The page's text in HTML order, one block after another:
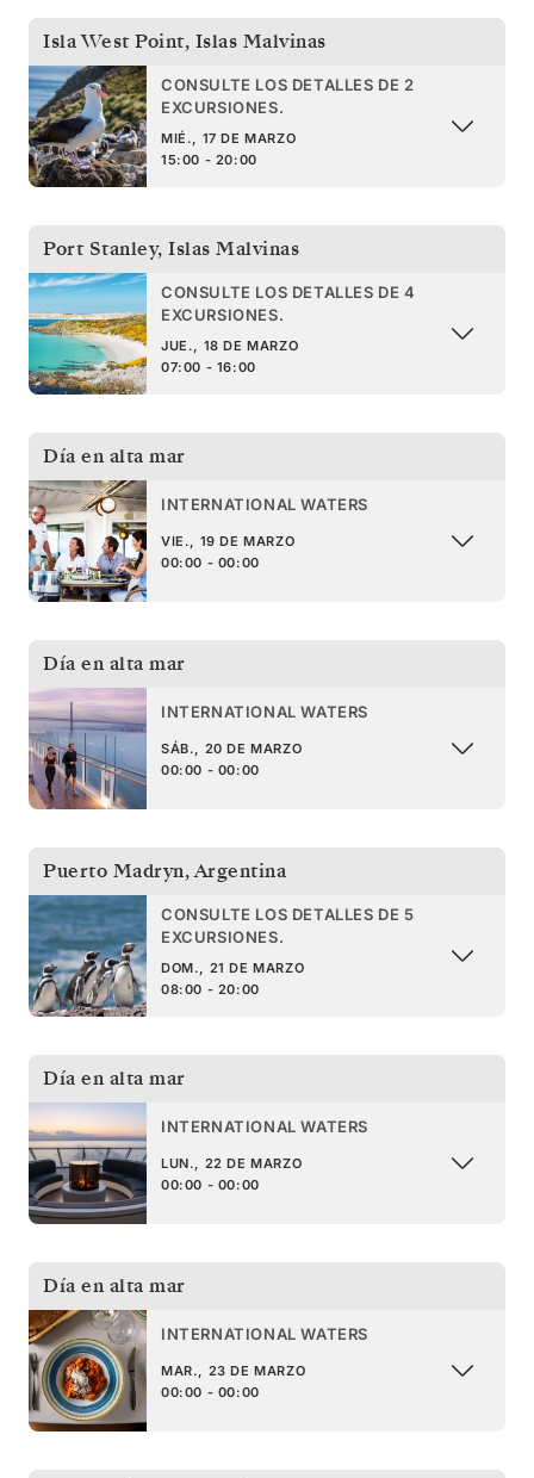
Isla West Point, Islas Malvinas
CONSULTE LOS DETALLES DE 2
EXCURSIONES.
MIÉ., 17 DE MARZO
15:00 - 20:00
Port Stanley, Islas Malvinas
CONSULTE LOS DETALLES DE 4
EXCURSIONES.
JUE., 18 DE MARZO
07:00 - 16:00
Día en alta mar
INTERNATIONAL WATERS
VIE., 19 DE MARZO
00:00 - 00:00
Día en alta mar
INTERNATIONAL WATERS
SÁB., 20 DE MARZO
00:00 - 00:00
Puerto Madryn,Argentina
CONSULTE LOS DETALLES DE 5
EXCURSIONES.
DOM., 21 DE MARZO
08:00 - 20:00
Día en alta mar
INTERNATIONAL WATERS
LUN., 22 DE MARZO
00:00 - 00:00
Día en alta mar
INTERNATIONAL WATERS
MAR., 23 DE MARZO
00:00 - 00:00